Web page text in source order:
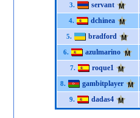
3. servant
4. dchinea
5. bradford
6. azulmarino
7. roque1
8. gambitplayer
9. dadas4